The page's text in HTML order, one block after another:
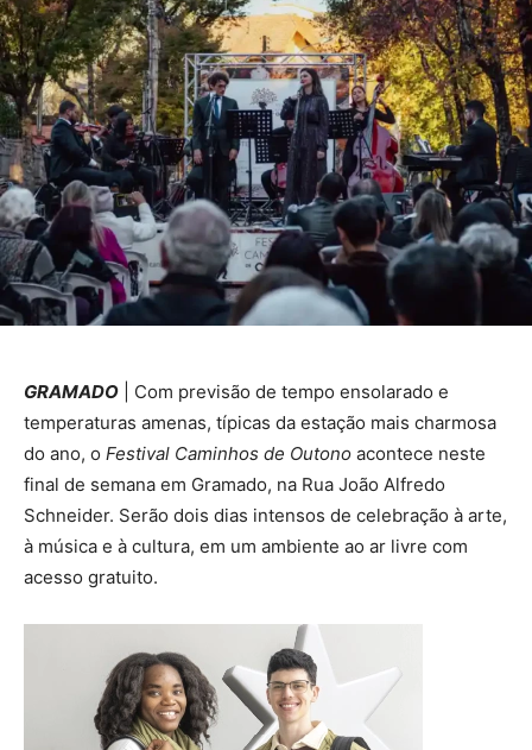
GRAMADO | Com previsão de tempo ensolarado e
temperaturas amenas, típicas da estação mais charmosa
do ano, o Festival Caminhos de Outono acontece neste
final de semana em Gramado, na Rua João Alfredo
Schneider. Serão dois dias intensos de celebração à arte,
à música e à cultura, em um ambiente ao ar livre com
acesso gratuito.